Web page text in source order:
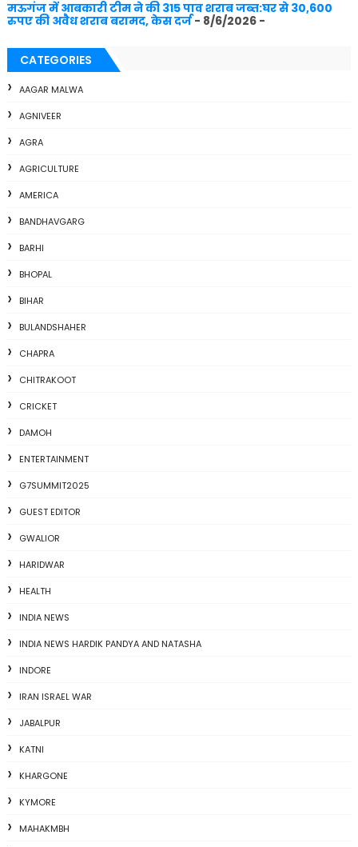
मऊगंज में आबकारी टीम ने की 315 पाव शराब जब्त:घर से 30,600
रुपए की अवैध शराब बरामद, केस दर्ज- 8/6/2026-
CATEGORIES
AAGAR MALWA
AGNIVEER
AGRA
AGRICULTURE
AMERICA
BANDHAVGARG
BARHI
BHOPAL
BIHAR
BULANDSHAHER
CHAPRA
CHITRAKOOT
CRICKET
DAMOH
ENTERTAINMENT
G7SUMMIT2025
GUEST EDITOR
GWALIOR
HARIDWAR
HEALTH
INDIA NEWS
INDIA NEWS HARDIK PANDYA AND NATASHA
INDORE
IRAN ISRAEL WAR
JABALPUR
KATNI
KHARGONE
KYMORE
MAHAKMBH